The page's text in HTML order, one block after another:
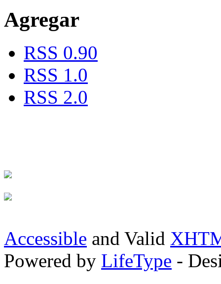
Agregar
RSS 0.90
RSS 1.0
RSS 2.0
Accessible and Valid
Powered by LifeType -